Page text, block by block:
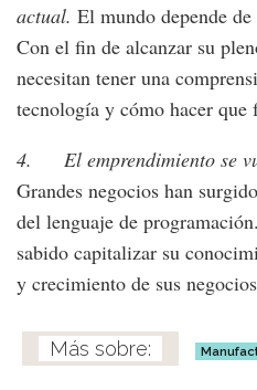
actual. El mundo depende
Con el fin de alcanzar su
necesitan tener una
tecnología y cómo hacer que
4.
El emprendimiento se
Grandes negocios han
del lenguaje de
sabido capitalizar su
y crecimiento de sus